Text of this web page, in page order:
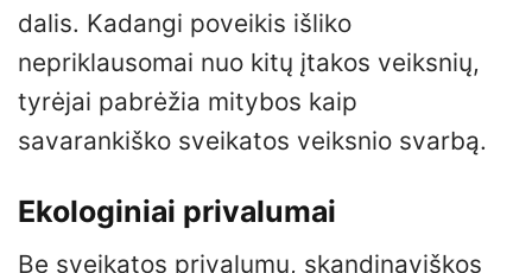
dalis. Kadangi poveikis išliko
nepriklausomai nuo kitų įtakos veiksnių,
tyrėjai pabrėžia mitybos kaip
savarankiško sveikatos veiksnio svarbą.
Ekologiniai privalumai
Be sveikatos privalumų, skandinaviškos